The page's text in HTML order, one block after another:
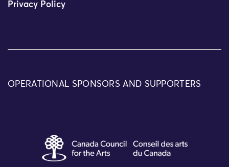
Privacy Policy
OPERATIONAL SPONSORS AND SUPPORTERS